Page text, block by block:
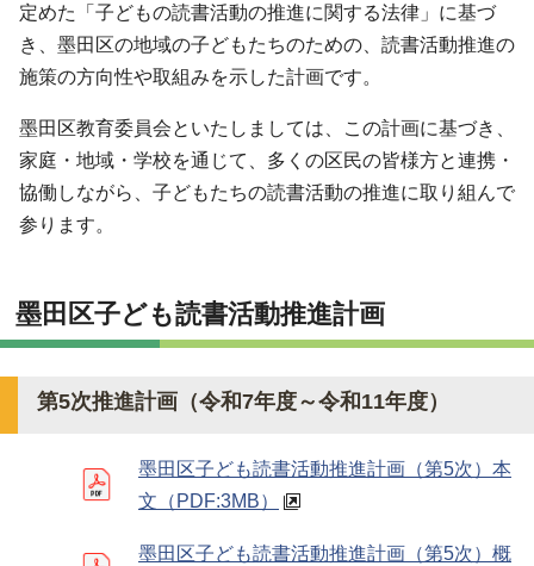
定めた「子どもの読書活動の推進に関する法律」に基づ
き、墨田区の地域の子どもたちのための、読書活動推進の
施策の方向性や取組みを示した計画です。
墨田区教育委員会といたしましては、この計画に基づき、
家庭・地域・学校を通じて、多くの区民の皆様方と連携・
協働しながら、子どもたちの読書活動の推進に取り組んで
参ります。
墨田区子ども読書活動推進計画
第5次推進計画（令和7年度～令和11年度）
墨田区子ども読書活動推進計画（第5次）本
文 （PDF:3MB）
墨田区子ども読書活動推進計画（第5次）概